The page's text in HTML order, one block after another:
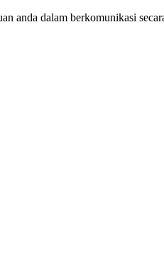
anda dalam berkomunikasi